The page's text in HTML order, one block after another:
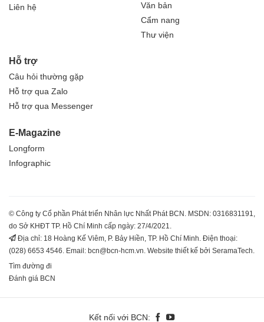
Liên hệ
Văn bản
Cẩm nang
Thư viện
Hỗ trợ
Câu hỏi thường gặp
Hỗ trợ qua Zalo
Hỗ trợ qua Messenger
E-Magazine
Longform
Infographic
© Công ty Cổ phần Phát triển Nhân lực Nhất Phát BCN. MSDN: 0316831191,
do Sở KHĐT TP. Hồ Chí Minh cấp ngày: 27/4/2021.
Địa chỉ: 18 Hoàng Kế Viêm, P. Bảy Hiền, TP. Hồ Chí Minh. Điện thoại:
(028) 6653 4546. Email: bcn@bcn-hcm.vn. Website thiết kế bởi SeramaTech.
Tìm đường đi
Đánh giá BCN
Kết nối với BCN: